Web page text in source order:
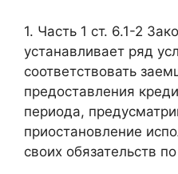
1. Часть 1 ст. 6.1-2
устанавливает ряд
соответствовать
предоставления
периода,
приостановление
своих обязательств